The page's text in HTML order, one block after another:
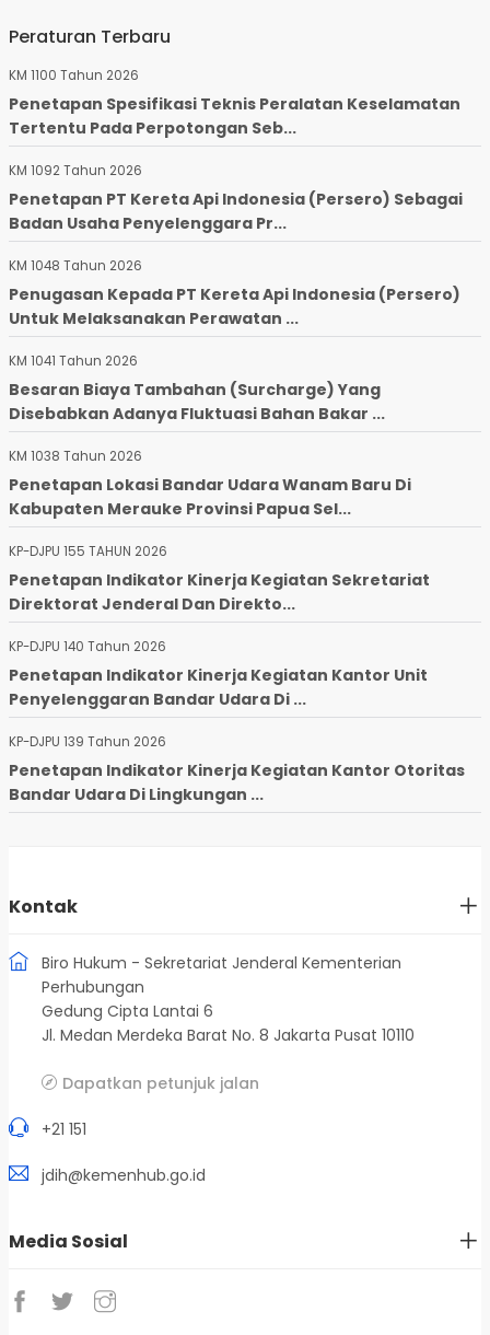
Peraturan Terbaru
KM 1100 Tahun 2026
Penetapan Spesifikasi Teknis Peralatan Keselamatan
Tertentu Pada Perpotongan Seb...
KM 1092 Tahun 2026
Penetapan PT Kereta Api Indonesia (Persero) Sebagai
Badan Usaha Penyelenggara Pr...
KM 1048 Tahun 2026
Penugasan Kepada PT Kereta Api Indonesia (Persero)
Untuk Melaksanakan Perawatan ...
KM 1041 Tahun 2026
Besaran Biaya Tambahan (Surcharge) Yang
Disebabkan Adanya Fluktuasi Bahan Bakar ...
KM 1038 Tahun 2026
Penetapan Lokasi Bandar Udara Wanam Baru Di
Kabupaten Merauke Provinsi Papua Sel...
KP-DJPU 155 TAHUN 2026
Penetapan Indikator Kinerja Kegiatan Sekretariat
Direktorat Jenderal Dan Direkto...
KP-DJPU 140 Tahun 2026
Penetapan Indikator Kinerja Kegiatan Kantor Unit
Penyelenggaran Bandar Udara Di ...
KP-DJPU 139 Tahun 2026
Penetapan Indikator Kinerja Kegiatan Kantor Otoritas
Bandar Udara Di Lingkungan ...
Kontak
Biro Hukum - Sekretariat Jenderal Kementerian
Perhubungan
Gedung Cipta Lantai 6
Jl. Medan Merdeka Barat No. 8 Jakarta Pusat 10110
Dapatkan petunjuk jalan
+21 151
jdih@kemenhub.go.id
Media Sosial